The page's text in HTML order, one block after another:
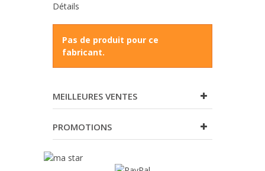
Détails
Pas de produit pour ce
fabricant.
MEILLEURES VENTES
PROMOTIONS